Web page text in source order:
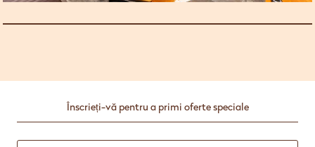
Înscrieți-vă pentru a primi oferte speciale